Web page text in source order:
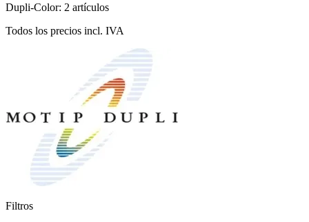
Dupli-Color: 2 artículos
Todos los precios incl. IVA
Filtros